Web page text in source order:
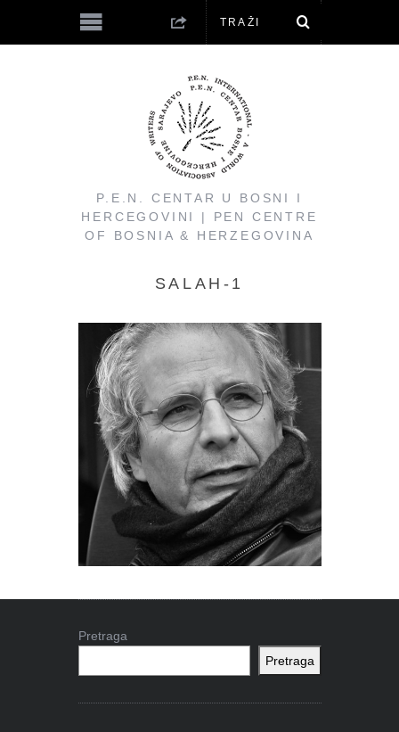
P.E.N. CENTAR U BOSNI I
HERCEGOVINI | PEN CENTRE
OF BOSNIA & HERZEGOVINA
SALAH-1
Pretraga
Pretraga